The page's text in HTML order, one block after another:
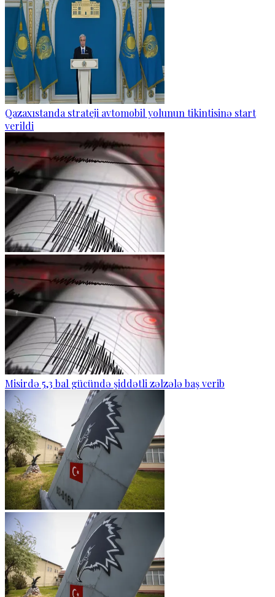
Qazaxıstanda strateji avtomobil yolunun tikintisinə start
verildi
Misirdə 5,3 bal gücündə şiddətli zəlzələ baş verib